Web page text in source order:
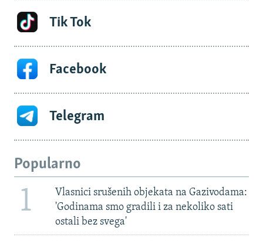
Tik Tok
Facebook
Telegram
Popularno
1
Vlasnici srušenih objekata na Gazivodama:
'Godinama smo gradili i za nekoliko sati
ostali bez svega'